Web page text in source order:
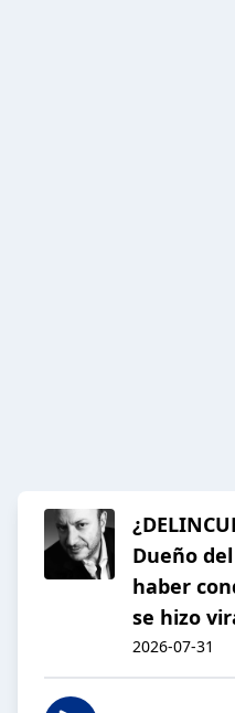
Dueño
haber
se hizo
2026-07-31